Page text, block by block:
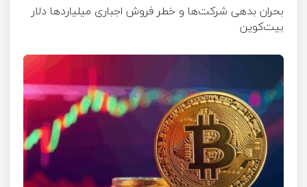
بحران بدهی شرکت‌ها و خطر فروش اجباری میلیاردها دلار
بیت‌کوین